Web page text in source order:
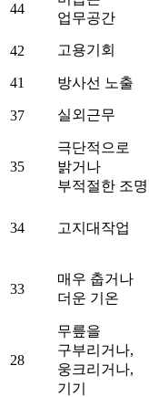
44
업무공간
42 고용기회
41
방사선 노출
37 실외근무
35
극단적으로
밝거나
부적절한 조명
34 고지대작업
33
매우 춥거나
더운 기온
28
무릎을
구부리거나,
웅크리거나,
기기